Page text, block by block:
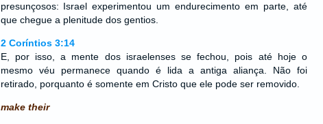
presunçosos: Israel experimentou um endurecimento em parte, até
que chegue a plenitude dos gentios.
2 Coríntios 3:14
E, por isso, a mente dos israelenses se fechou, pois até hoje o
mesmo véu permanece quando é lida a antiga aliança. Não foi
retirado, porquanto é somente em Cristo que ele pode ser removido.
make their